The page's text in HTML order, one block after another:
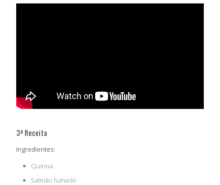
3ª Receita
Ingredientes:
Quinoa
Salmão fumado